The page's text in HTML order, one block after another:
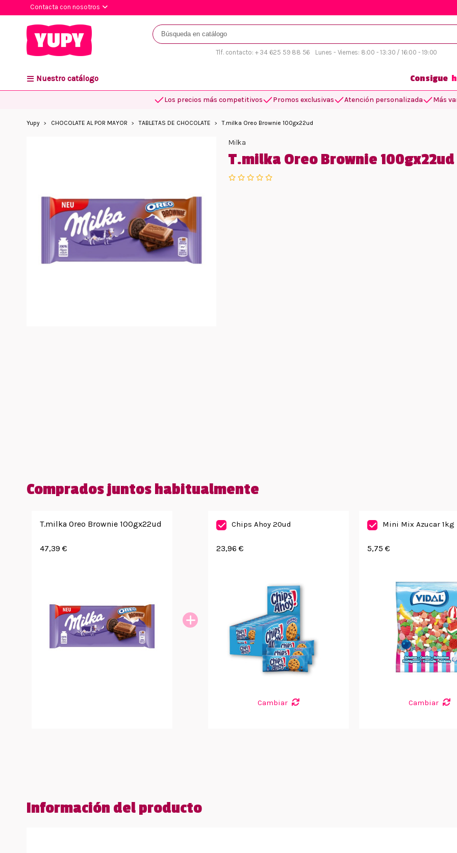
Contacta con nosotros
Tlf. contacto: + 34 625 59 88 56 Lunes - Viernes: 8:00 - 13:30 / 16:00 - 19:00
Nuestro catálogo Consigue
Los precios más competitivos Promos exclusivas Atención personalizada Más
Yupy CHOCOLATE AL POR MAYOR TABLETAS DE CHOCOLATE T.milka Oreo Brownie 100gx22ud
Milka
T.milka Oreo Brownie 100gx22ud
Comprados juntos habitualmente
T.milka Oreo Brownie 100gx22ud
47,39 €
Chips Ahoy 20ud
23,96 €
Cambiar
Mini Mix Azucar 1kg
5,75 €
Cambiar
Información del producto